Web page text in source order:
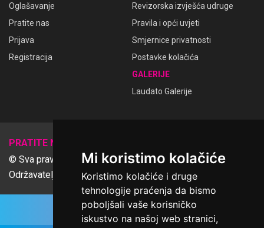
Mi koristimo kolačiće
Koristimo kolačiće i druge
tehnologije praćenja da bismo
poboljšali vaše korisničko
iskustvo na našoj web stranici,
Oglašavanje
Pratite nas
Prijava
Registracija
Revizorska izvješća udruge
Pravila i opći uvjeti
Smjernice privatnosti
Postavke kolačića
GALERIJE
Laudato Galerije
PRATITE NAS
© Sva prava pridržana Udruga Ime dobrote
Održavatelj Netcom d.o.o., Riva 6, Rijeka